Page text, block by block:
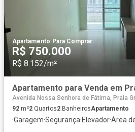
Apartamento· Para Comprar
R$ 750.000
R$ 8.152/m²
Avenida Nossa Senhora de Fátima, Praia
92 m²2 Quartos2 BanheirosApartamento
·Garagem·Segurança·Elevador·Área